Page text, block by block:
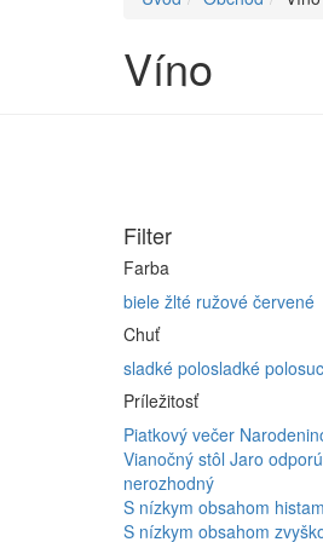
Víno
Filter
Farba
biele žlté ružové červené
Chuť
sladké polosladké
Príležitosť
Piatkový večer
Vianočný stôl Jaro
nerozhodný
S nízkym obsahom
S nízkym obsahom